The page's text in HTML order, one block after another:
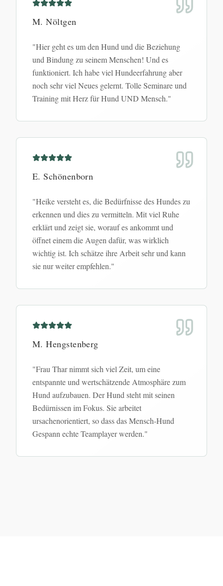
M. Nöltgen
"Hier geht es um den Hund und die Beziehung
und Bindung zu seinem Menschen! Und es
funktioniert. Ich habe viel Hundeerfahrung aber
noch sehr viel Neues gelernt. Tolle Seminare und
Training mit Herz für Hund UND Mensch."
E. Schönenborn
"Heike versteht es, die Bedürfnisse des Hundes zu
erkennen und dies zu vermitteln. Mit viel Ruhe
erklärt und zeigt sie, worauf es ankommt und
öffnet einem die Augen dafür, was wirklich
wichtig ist. Ich schätze ihre Arbeit sehr und kann
sie nur weiter empfehlen."
M. Hengstenberg
"Frau Thar nimmt sich viel Zeit, um eine
entspannte und wertschätzende Atmosphäre zum
Hund aufzubauen. Der Hund steht mit seinen
Bedürnissen im Fokus. Sie arbeitet
ursachenorientiert, so dass das Mensch-Hund
Gespann echte Teamplayer werden."